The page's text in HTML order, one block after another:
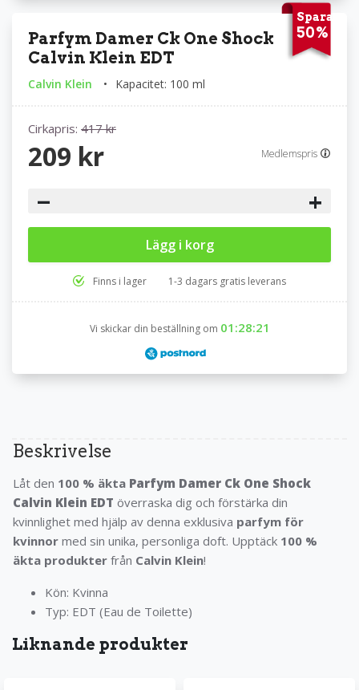
Spara
50%
Parfym Damer Ck One Shock
Calvin Klein EDT
Calvin Klein Kapacitet: 100 ml
Cirkapris: 417 kr
Medlemspris
209 kr
− +
Lägg i korg
Finns i lager 1-3 dagars gratis leverans
Vi skickar din beställning om 01:28:20
Beskrivelse
Låt den 100 % äkta Parfym Damer Ck One Shock
Calvin Klein EDT överraska dig och förstärka din
kvinnlighet med hjälp av denna exklusiva parfym för
kvinnor med sin unika, personliga doft. Upptäck 100 %
äkta produkter från Calvin Klein!
Kön: Kvinna
Typ: EDT (Eau de Toilette)
Liknande produkter